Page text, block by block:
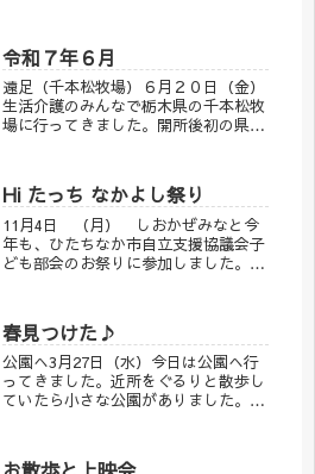
ました。自分で作ったものは美味しい
よね～みんな完食です。
令和７年６月
遠足（千本松牧場）６月２０日（金）
生活介護のみんなで栃木県の千本松牧
場に行ってきました。開所後初の県外
コスで昼食を食べたり！利用者様の表
情もとても良く、楽しいのが伝わって
き...
Hi たっち なかよし祭り
11月4日 （月） しおかぜみなと今
年も、ひたちなか市自立支援協議会子
ども部会のお祭りに参加しました。た
会を持つことができました。ひいらぎ
の事業所挨拶は生活介護の利用者さ
ん...
春見つけた♪
公園へ3月27日（水）今日は公園へ行
ってきました。近所をぐるりと散歩し
ていたら小さな公園がありました。も
ラスで水分補給。そして、羽化したば